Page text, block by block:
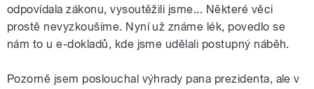
odpovídala zákonu, vysoutěžili jsme... Některé věci
prostě nevyzkoušíme. Nyní už známe lék, povedlo se
nám to u e-dokladů, kde jsme udělali postupný náběh.
Pozorně jsem poslouchal výhrady pana prezidenta, ale v